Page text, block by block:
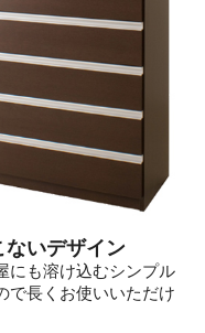
ないデザイン
にも溶け込むシンプル
で長くお使いいただけ